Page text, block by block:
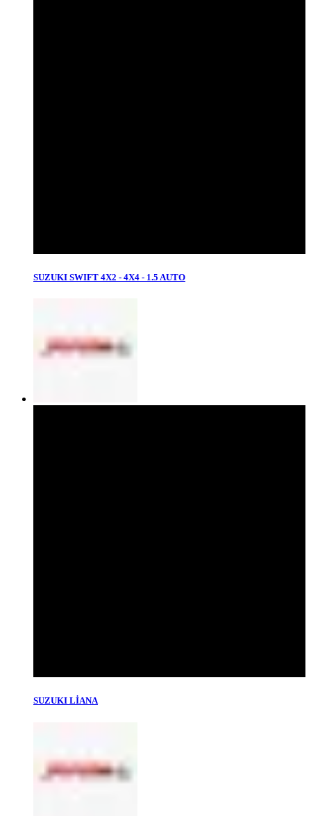
SUZUKI SWIFT 4X2 - 4X4 - 1.5 AUTO
SUZUKI LİANA